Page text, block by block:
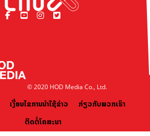
© 2020 HOD Media Co., Ltd.
ເງື່ອນໄຂການນຳໃຊ້ຂ່າວ
ກ່ຽວກັບພວກເຮົາ
ຕິດຕໍ່ໂຄສະນາ